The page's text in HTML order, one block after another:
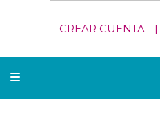
CREAR CUENTA